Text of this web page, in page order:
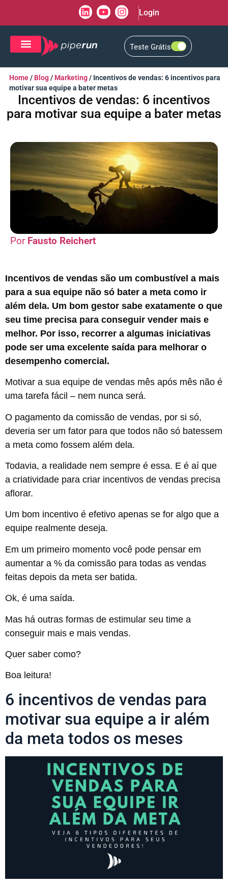
Login
Teste Grátis
Home/ Blog/ Marketing/ Incentivos de vendas: 6 incentivos para
motivar sua equipe a bater metas
Incentivos de vendas: 6 incentivos
para motivar sua equipe a bater metas
Fausto Reichert
Incentivos de vendas são um combustível a mais
para a sua equipe não só bater a meta como ir
além dela. Um bom gestor sabe exatamente o que
seu time precisa para conseguir vender mais e
melhor. Por isso, recorrer a algumas iniciativas
pode ser uma excelente saída para melhorar o
desempenho comercial.
Motivar a sua equipe de vendas mês após mês não é
uma tarefa fácil – nem nunca será.
O pagamento da comissão de vendas, por si só,
deveria ser um fator para que todos não só batessem
a meta como fossem além dela.
Todavia, a realidade nem sempre é essa. E é aí que
a criatividade para criar incentivos de vendas precisa
aflorar.
Um bom incentivo é efetivo apenas se for algo que a
equipe realmente deseja.
Em um primeiro momento você pode pensar em
aumentar a % da comissão para todas as vendas
feitas depois da meta ser batida.
Ok, é uma saída.
Mas há outras formas de estimular seu time a
conseguir mais e mais vendas.
Quer saber como?
Boa leitura!
6 incentivos de vendas para
motivar sua equipe a ir além
da meta todos os meses